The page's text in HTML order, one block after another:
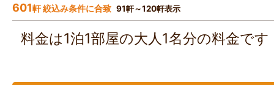
601軒 絞込み条件に合致 91軒～120軒表示
料金は1泊1部屋の大人1名分の料金で